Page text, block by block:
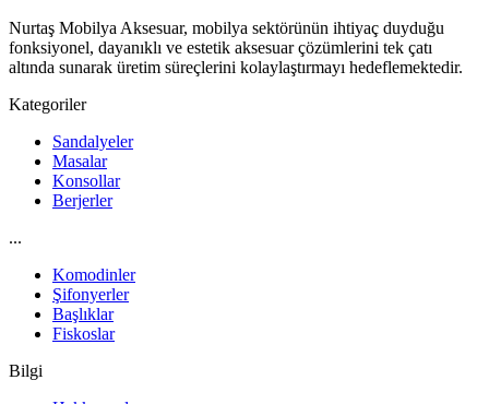
Nurtaş Mobilya Aksesuar, mobilya sektörünün ihtiyaç duyduğu
fonksiyonel, dayanıklı ve estetik aksesuar çözümlerini tek çatı
altında sunarak üretim süreçlerini kolaylaştırmayı hedeflemektedir.
Kategoriler
Sandalyeler
Masalar
Konsollar
Berjerler
...
Komodinler
Şifonyerler
Başlıklar
Fiskoslar
Bilgi